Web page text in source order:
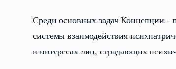
Среди основных задач Концепции -
системы взаимодействия
в интересах лиц, страдающих